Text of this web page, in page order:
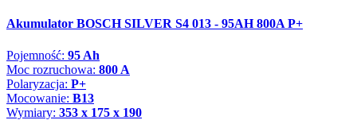
Akumulator BOSCH SILVER S4 013 - 95AH 800A P+
Pojemność: 95 Ah
Moc rozruchowa: 800 A
Polaryzacja: P+
Mocowanie: B13
Wymiary: 353 x 175 x 190